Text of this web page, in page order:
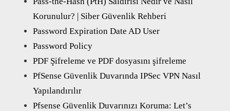
Korunulur? | Siber Güvenlik Rehberi
Password Expiration Date AD User
Password Policy
PDF Şifreleme ve PDF dosyasını şifreleme
PfSense Güvenlik Duvarında IPSec VPN Nasıl
Yapılandırılır
Pfsense Güvenlik Duvarınızı Koruma: Let’s